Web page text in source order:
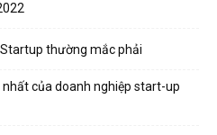
thường mắc phải
của doanh nghiệp start-up